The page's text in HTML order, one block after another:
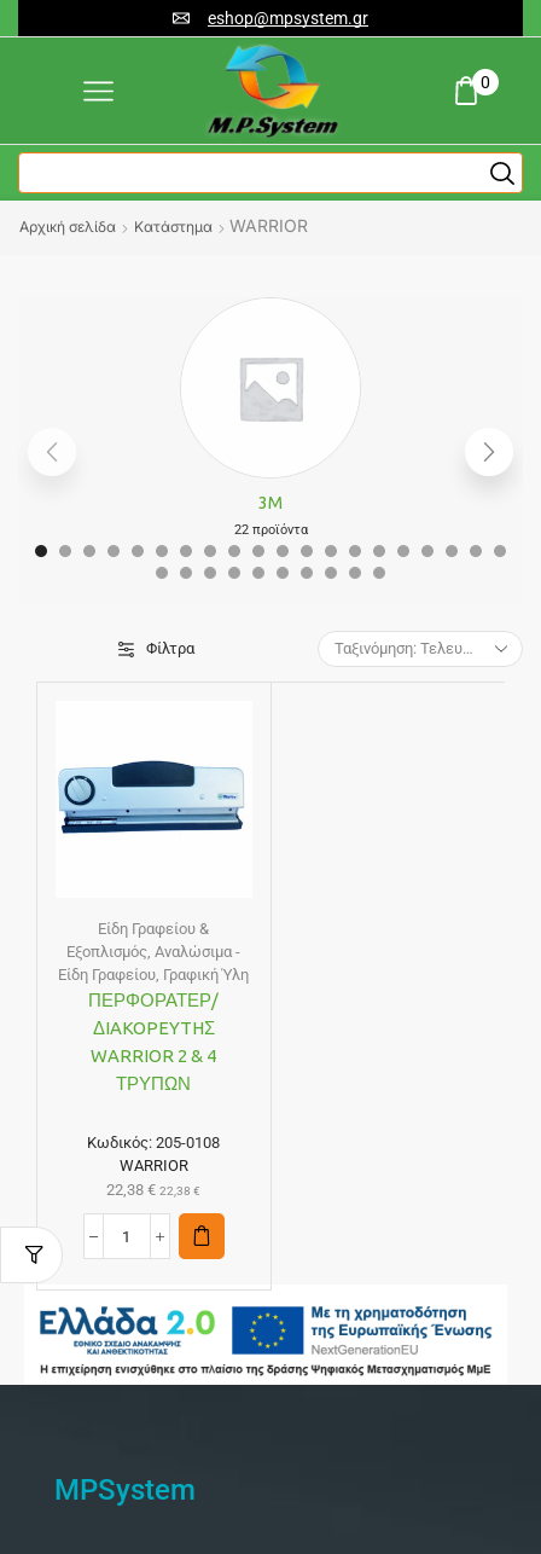
eshop@mpsystem.gr
0
Αρχική σελίδα Κατάστημα WARRIOR
3M
22 προϊόντα
Φίλτρα
Είδη Γραφείου &
Εξοπλισμός ,Αναλώσιμα -
Είδη Γραφείου Γραφική Ύλη
ΠΕΡΦΟΡΑΤΕΡ/
ΔIAKOPEYTHΣ
WARRIOR 2 & 4
ΤΡΥΠΩΝ
Κωδικός:205-0108
WARRIOR
22,38€ 22,38€
MPSystem